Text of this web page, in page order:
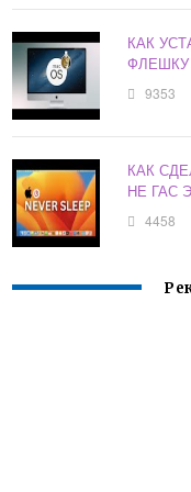
КАК
ФЛЕШКУ
9353
КАК
НЕ ГАС
4458